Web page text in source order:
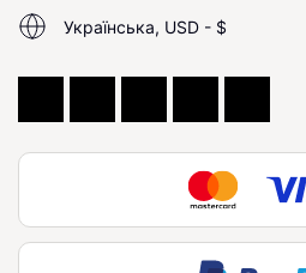
Українська, USD - $